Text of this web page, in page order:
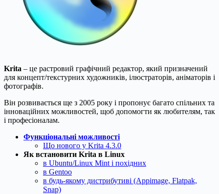
Krita – це растровий графічний редактор, який призначений
для концепт/текстурних художників, ілюстраторів, аніматорів і
фотографів.
Він розвивається ще з 2005 року і пропонує багато спільних та
інноваційних можливостей, щоб допомогти як любителям, так
і професіоналам.
Функціональні можливості
Що нового у Krita 4.3.0
Як встановити Krita в Linux
в Ubuntu/Linux Mint і похідних
в Gentoo
в будь-якому дистрибутиві (Appimage, Flatpak,
Snap)